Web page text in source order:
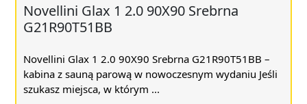
Novellini Glax 1 2.0 90X90 Srebrna
G21R90T51BB
Novellini Glax 1 2.0 90X90 Srebrna G21R90T51BB –
kabina z sauną parową w nowoczesnym wydaniu Jeśli
szukasz miejsca, w którym ...